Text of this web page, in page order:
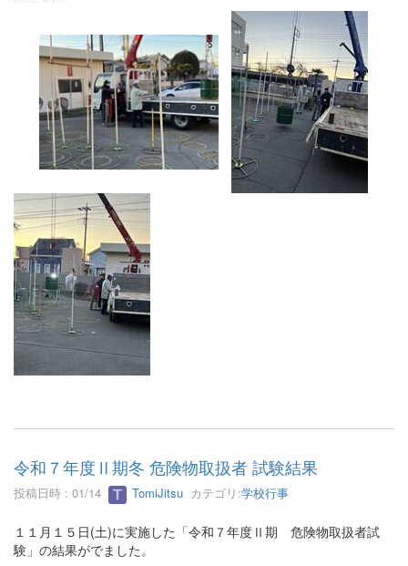
令和７年度Ⅱ期冬 危険物取扱者 試験結果
投稿日時 : 01/14 TomiJitsu カテゴリ:学校行事
１１月１５日(土)に実施した「令和７年度Ⅱ期 危険物取扱者試
験」の結果がでました。